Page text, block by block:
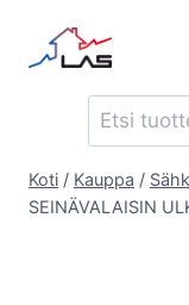
sisältöön
Etsi:
Koti / Kauppa /
SEINÄVALAISIN